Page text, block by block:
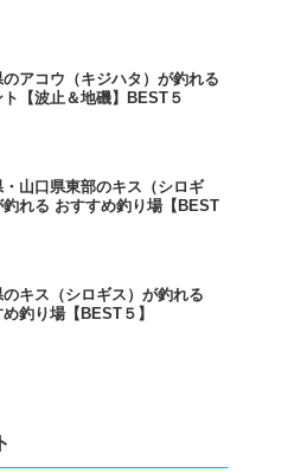
アコウ（キジハタ）が釣れる
ト【波止＆地磯】BEST５
・山口県東部のキス（シロギ
釣れる おすすめ釣り場【BEST
キス（シロギス）が釣れる
釣り場【BEST５】